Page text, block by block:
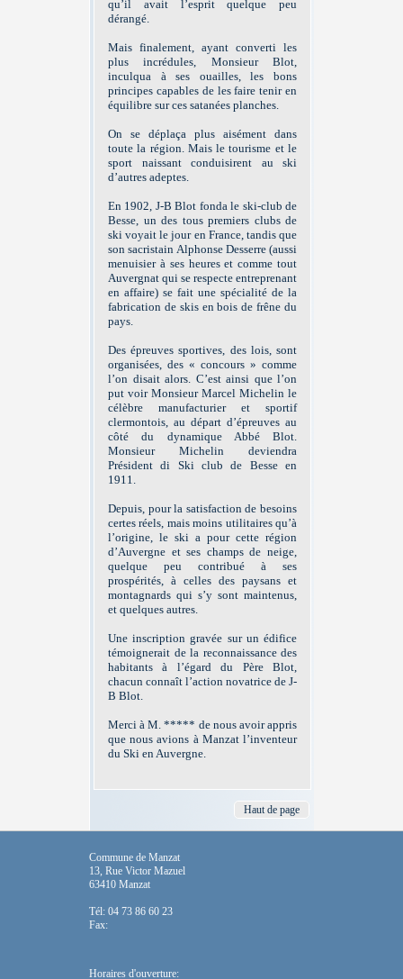
qu’il avait l’esprit quelque peu
dérangé.
Mais finalement, ayant converti les
plus incrédules, Monsieur Blot,
inculqua à ses ouailles, les bons
principes capables de les faire tenir en
équilibre sur ces satanées planches.
On se déplaça plus aisément dans
toute la région. Mais le tourisme et le
sport naissant conduisirent au ski
d’autres adeptes.
En 1902, J-B Blot fonda le ski-club de
Besse, un des tous premiers clubs de
ski voyait le jour en France, tandis que
son sacristain Alphonse Desserre (aussi
menuisier à ses heures et comme tout
Auvergnat qui se respecte entreprenant
en affaire) se fait une spécialité de la
fabrication de skis en bois de frêne du
pays.
Des épreuves sportives, des lois, sont
organisées, des « concours » comme
l’on disait alors. C’est ainsi que l’on
put voir Monsieur Marcel Michelin le
célèbre manufacturier et sportif
clermontois, au départ d’épreuves au
côté du dynamique Abbé Blot.
Monsieur Michelin deviendra
Président di Ski club de Besse en
1911.
Depuis, pour la satisfaction de besoins
certes réels, mais moins utilitaires qu’à
l’origine, le ski a pour cette région
d’Auvergne et ses champs de neige,
quelque peu contribué à ses
prospérités, à celles des paysans et
montagnards qui s’y sont maintenus,
et quelques autres.
Une inscription gravée sur un édifice
témoignerait de la reconnaissance des
habitants à l’égard du Père Blot,
chacun connaît l’action novatrice de J-
B Blot.
Merci à M. ***** de nous avoir appris
que nous avions à Manzat l’inventeur
du Ski en Auvergne.
Haut de page
Commune de Manzat
13, Rue Victor Mazuel
63410 Manzat
Tél: 04 73 86 60 23
Fax:
Horaires d'ouverture: